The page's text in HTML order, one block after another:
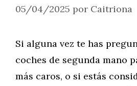
05/04/2025 por Caitriona
Si alguna vez te has
coches de segunda mano
más caros, o si estás